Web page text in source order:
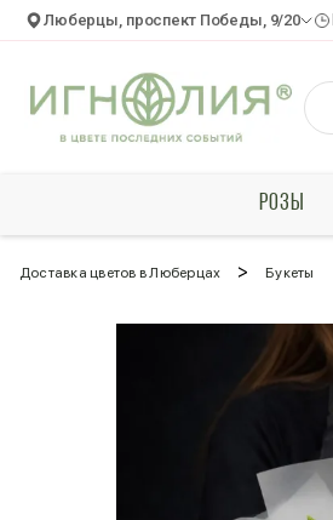
Люберцы, проспект Победы, 9/20
РОЗЫ
Доставка цветов в Люберцах > Букеты